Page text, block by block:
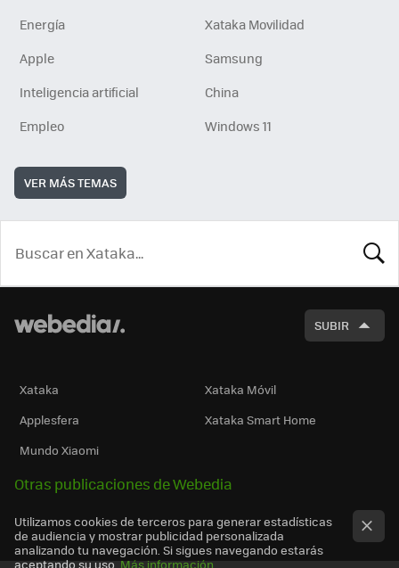
Energía
Xataka Movilidad
Apple
Samsung
Inteligencia artificial
China
Empleo
Windows 11
VER MÁS TEMAS
SUBIR
Xataka
Xataka Móvil
Applesfera
Xataka Smart Home
Mundo Xiaomi
Otras publicaciones de Webedia
Utilizamos cookies de terceros para generar estadísticas
de audiencia y mostrar publicidad personalizada
analizando tu navegación. Si sigues navegando estarás
aceptando su uso. Más información